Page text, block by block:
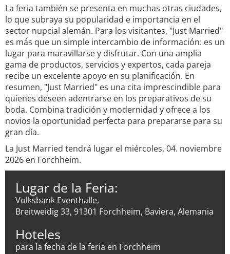
La feria también se presenta en muchas otras ciudades,
lo que subraya su popularidad e importancia en el
sector nupcial alemán. Para los visitantes, "Just Married"
es más que un simple intercambio de información: es un
lugar para maravillarse y disfrutar. Con una amplia
gama de productos, servicios y expertos, cada pareja
recibe un excelente apoyo en su planificación. En
resumen, "Just Married" es una cita imprescindible para
quienes deseen adentrarse en los preparativos de su
boda. Combina tradición y modernidad y ofrece a los
novios la oportunidad perfecta para prepararse para su
gran día.
La Just Married tendrá lugar el miércoles, 04. noviembre
2026 en Forchheim.
Lugar de la Feria:
Volksbank Eventhalle,
Breitweidig 33, 91301 Forchheim, Baviera, Alemania
Hoteles
para la fecha de la feria en Forchheim